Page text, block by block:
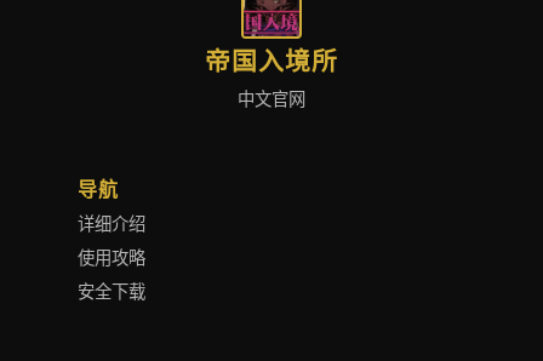
帝国入境所
中文官网
导航
详细介绍
使用攻略
安全下载